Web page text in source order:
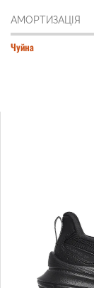
АМОРТИЗАЦІЯ
Чуйна